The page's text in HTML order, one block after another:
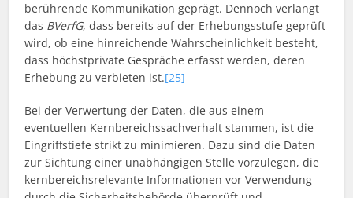
berührende Kommunikation geprägt. Dennoch verlangt
das BVerfG, dass bereits auf der Erhebungsstufe geprüft
wird, ob eine hinreichende Wahrscheinlichkeit besteht,
dass höchstprivate Gespräche erfasst werden, deren
Erhebung zu verbieten ist.[25]
Bei der Verwertung der Daten, die aus einem
eventuellen Kernbereichssachverhalt stammen, ist die
Eingriffstiefe strikt zu minimieren. Dazu sind die Daten
zur Sichtung einer unabhängigen Stelle vorzulegen, die
kernbereichsrelevante Informationen vor Verwendung